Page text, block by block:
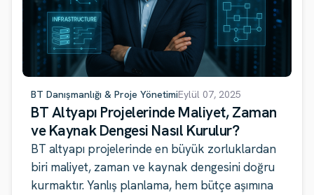
BT Danışmanlığı & Proje YönetimiEylül 07, 2025
BT Altyapı Projelerinde Maliyet, Zaman
ve Kaynak Dengesi Nasıl Kurulur?
BT altyapı projelerinde en büyük zorluklardan
biri maliyet, zaman ve kaynak dengesini doğru
kurmaktır. Yanlış planlama, hem bütçe aşımına